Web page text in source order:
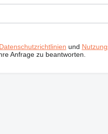
Datenschutzrichtlinien und
Anfrage zu beantworten.